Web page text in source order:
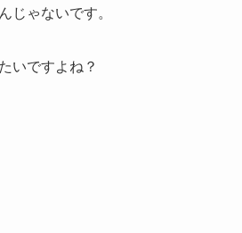
ゃないです。
いですよね？